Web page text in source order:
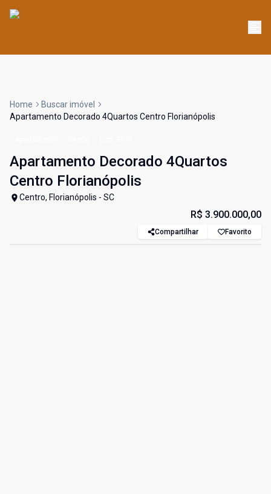
Home
Buscar imóvel
Apartamento Decorado 4Quartos Centro Florianópolis
Apartamento Decorado 4Quartos
Centro Florianópolis
Centro, Florianópolis - SC
R$ 3.900.000,00
Compartilhar Favorito